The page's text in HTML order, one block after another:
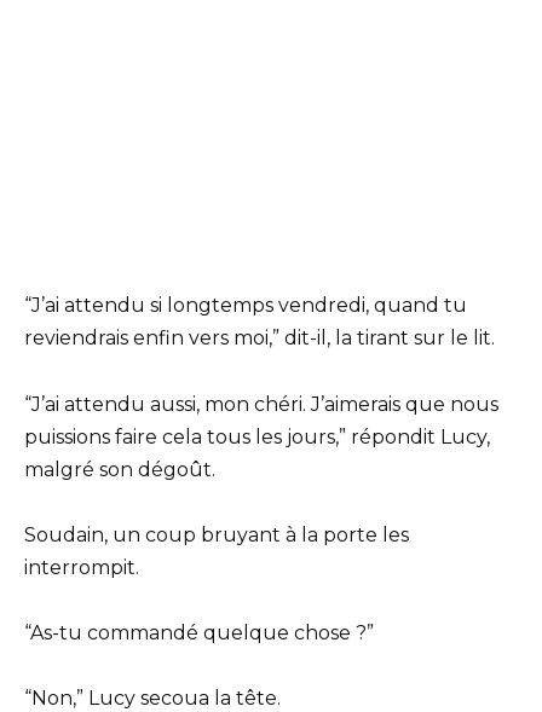
“J’ai attendu si longtemps vendredi, quand tu
reviendrais enfin vers moi,” dit-il, la tirant sur le lit.
“J’ai attendu aussi, mon chéri. J’aimerais que nous
puissions faire cela tous les jours,” répondit Lucy,
malgré son dégoût.
Soudain, un coup bruyant à la porte les
interrompit.
“As-tu commandé quelque chose ?”
“Non,” Lucy secoua la tête.